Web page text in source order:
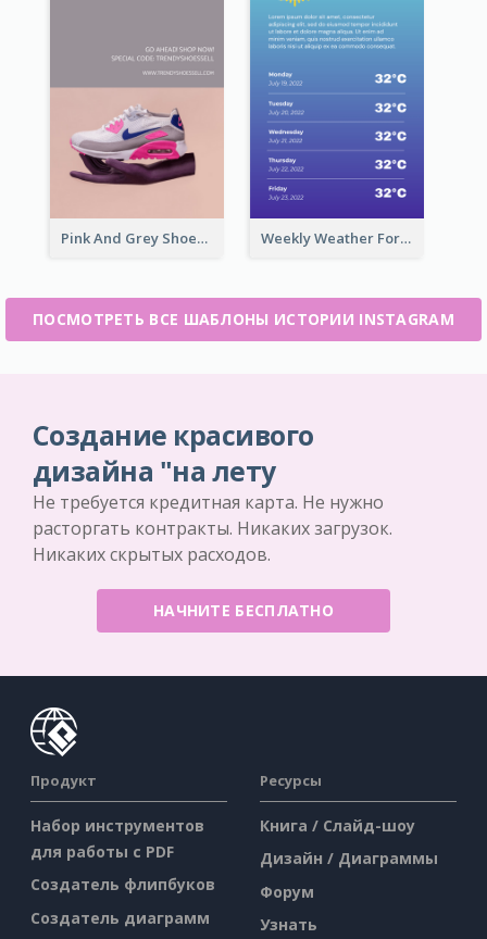
Pink And Grey Shoes Photo Shopping Instagram Story Weekly Weather Forecast Instagram Story
ПОСМОТРЕТЬ ВСЕ ШАБЛОНЫ ИСТОРИИ INSTAGRAM
Создание красивого
дизайна "на лету
Не требуется кредитная карта. Не нужно
расторгать контракты. Никаких загрузок.
Никаких скрытых расходов.
НАЧНИТЕ БЕСПЛАТНО
Продукт
Набор инструментов
для работы с PDF
Создатель флипбуков
Создатель диаграмм
Ресурсы
Книга / Слайд-шоу
Дизайн / Диаграммы
Форум
Узнать